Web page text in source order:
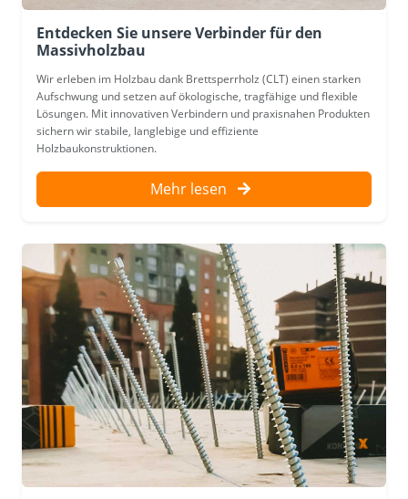
Entdecken Sie unsere Verbinder für den
Massivholzbau
Wir erleben im Holzbau dank Brettsperrholz (CLT) einen starken
Aufschwung und setzen auf ökologische, tragfähige und flexible
Lösungen. Mit innovativen Verbindern und praxisnahen Produkten
sichern wir stabile, langlebige und effiziente
Holzbaukonstruktionen.
Mehr lesen